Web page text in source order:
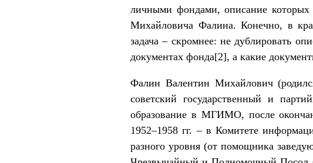
личными фондами, описание которых
Михайловича Фалина. Конечно, в
задача – скромнее: не дублировать
документах фонда[2], а какие
Фалин Валентин Михайлович
советский государственный и
образование в МГИМО, после
1952–1958 гг. – в Комитете
разного уровня (от помощника